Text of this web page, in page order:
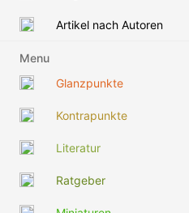
Artikel nach Autoren
Menu
Glanzpunkte
Kontrapunkte
Literatur
Ratgeber